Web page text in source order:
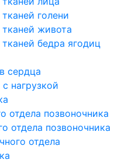
голени
живота
бедра ягодиц
сердца
нагрузкой
отдела позвоночника
отдела позвоночника
отдела